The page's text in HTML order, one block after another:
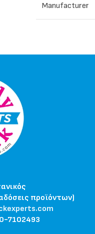
Manufacturer
προϊόντων)
7102493